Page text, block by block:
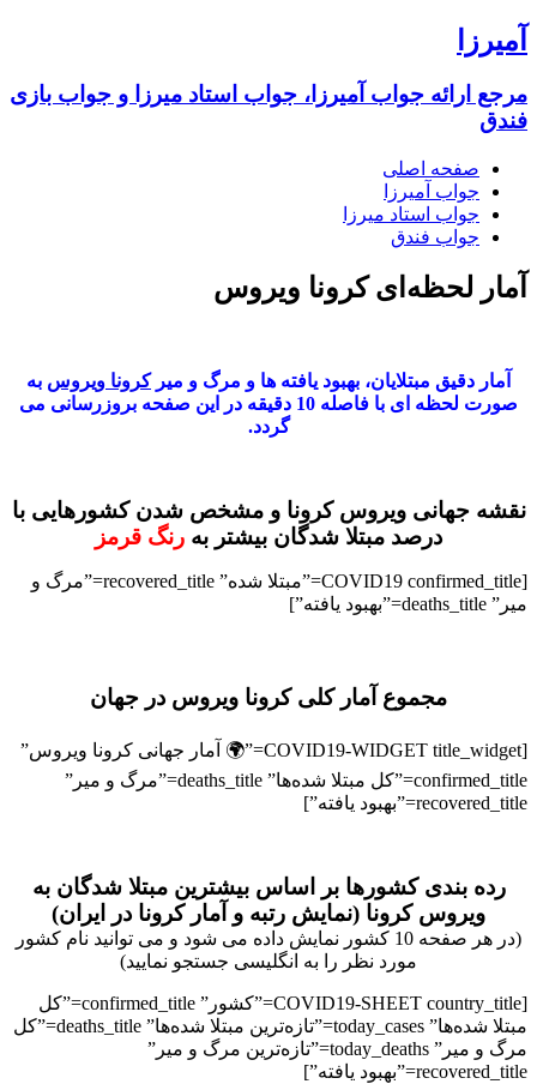
آمیرزا
مرجع ارائه جواب آمیرزا، جواب استاد میرزا و جواب بازی
فندق
صفحه اصلی
جواب آمیرزا
جواب استاد میرزا
جواب فندق
آمار لحظه‌ای کرونا ویروس
آمار دقیق مبتلایان، بهبود یافته ها و مرگ و میرکرونا ویروس به
صورت لحظه ای با فاصله 10 دقیقه در این صفحه بروزرسانی می
گردد.
نقشه جهانی ویروس کرونا و مشخص شدن کشورهایی با
درصد مبتلا شدگان بیشتر به رنگ قرمز
[COVID19 confirmed_title=”مبتلا شده” recovered_title=”مرگ و
میر” deaths_title=”بهبود یافته”]
مجموع آمار کلی کرونا ویروس در جهان
[COVID19-WIDGET title_widget=”🌍 آمار جهانی کرونا ویروس”
confirmed_title=”کل مبتلا شده‌ها” deaths_title=”مرگ و میر”
recovered_title=”بهبود یافته”]
رده بندی کشورها بر اساس بیشترین مبتلا شدگان به
ویروس کرونا (نمایش رتبه و آمار کرونا در ایران)
(در هر صفحه 10 کشور نمایش داده می شود و می توانید نام کشور
مورد نظر را به انگلیسی جستجو نمایید)
[COVID19-SHEET country_title=”کشور” confirmed_title=”کل
مبتلا شده‌ها” today_cases=”تازه‌ترین مبتلا شده‌ها” deaths_title=”کل
مرگ و میر” today_deaths=”تازه‌ترین مرگ و میر”
recovered_title=”بهبود یافته”]